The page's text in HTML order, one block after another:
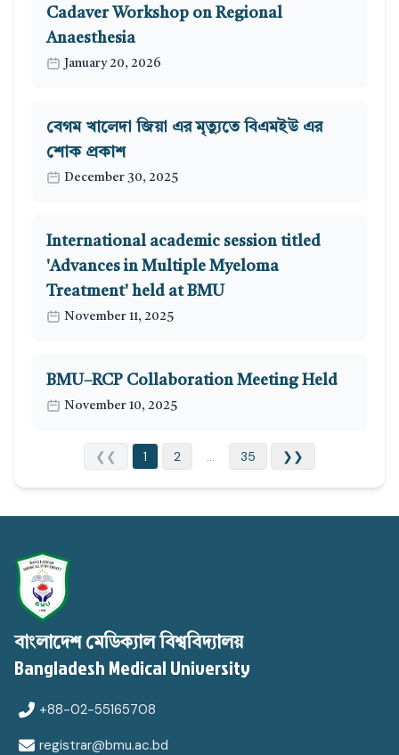
Cadaver Workshop on Regional
Anaesthesia
January 20, 2026
বেগম খালেদা জিয়া এর মৃত্যুতে বিএমইউ এর
শোক প্রকাশ
December 30, 2025
International academic session titled
'Advances in Multiple Myeloma
Treatment' held at BMU
November 11, 2025
BMU–RCP Collaboration Meeting Held
November 10, 2025
❮❮ 1 2 ... 35 ❯❯
বাংলাদেশ মেডিক্যাল বিশ্ববিদ্যালয়
Bangladesh Medical University
+88-02-55165708
registrar@bmu.ac.bd